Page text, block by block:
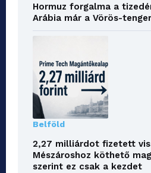
Hormuz forgalma a
Arábia már a Vörös-
Belföld
2,27 milliárdot fizetett
Mészároshoz köthető
szerint ez csak a kezdet